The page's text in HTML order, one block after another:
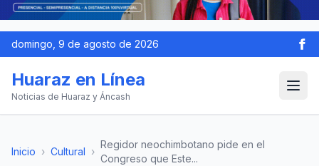
domingo, 9 de agosto de 2026
Huaraz en Línea
Noticias de Huaraz y Áncash
Inicio › Cultural ›
Regidor neochimbotano pide en el
Congreso que Este...